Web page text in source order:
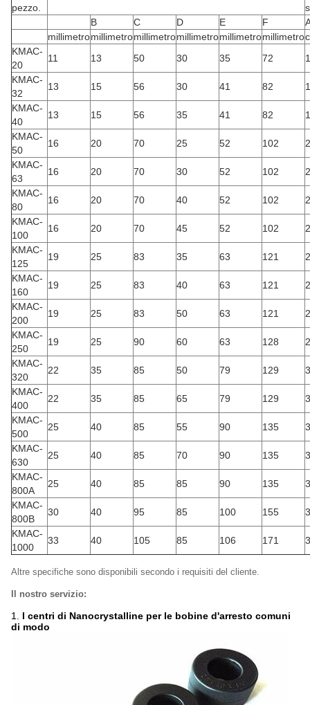
pezzo.
B
C D E F
millimetromillimetromillimetromillimetromillimetromillimetro
KMAC-
20
11 13 50 30 35 72
KMAC-
32
13 15 56 30 41 82
KMAC-
40
13 15 56 35 41 82
KMAC-
50
16 20 70 25 52 102
KMAC-
63
16 20 70 30 52 102
KMAC-
80
16 20 70 40 52 102
KMAC-
100
16 20 70 45 52 102
KMAC-
125
19 25 83 35 63 121
KMAC-
160
19 25 83 40 63 121
KMAC-
200
19 25 83 50 63 121
KMAC-
250
19 25 90 60 63 128
KMAC-
320
22 35 85 50 79 129
KMAC-
400
22 35 85 65 79 129
KMAC-
500
25 40 85 55 90 135
KMAC-
630
25 40 85 70 90 135
KMAC-
800A
25 40 85 85 90 135
KMAC-
800B
30 40 95 85 100 155
KMAC-
1000
33 40 105 85 106 171
Altre specifiche sono disponibili secondo i requisiti del cliente.
Il nostro servizio:
1. I centri di Nanocrystalline per le bobine d'arresto comuni
di modo